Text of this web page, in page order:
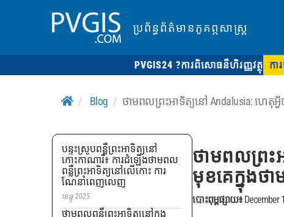
ប្រព័ន្ធព័ត៌មានភូគព្ភសាស្ត្រ
PVGIS24 ?ការពិសោធន៏ហិរញ្ញវត្ថុ កា
Blog ថាមពលព្រះអាទិត្យនៅ Andalusia: ហេតុអ្
បន្ទះស្រូបពន្លឺព្រះអាទិត្យនៅ
កោះកាណារី៖ ការដំឡើងថាមពល
ពន្លឺព្រះអាទិត្យនៅលើកោះ ការ
ណែនាំពេញលេញ
ខេធ្នូ 2025
ថាមពលពន្លឺព្រះអាទិត្យនៅក្នុង
ថាមពលព្រះ
មុខគេក្នុងថា
បោះពុម្ពផ្សាយ៖ December